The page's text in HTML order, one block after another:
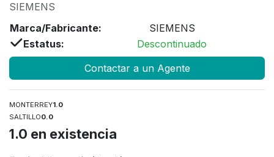
SIEMENS
Marca/Fabricante:
SIEMENS
Estatus:
Descontinuado
Contactar a un Agente
MONTERREY1.0
SALTILLO0.0
1.0 en existencia